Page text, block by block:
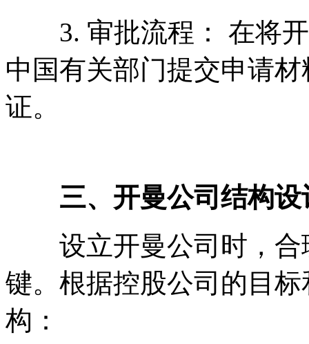
3. 审批流程： 在将开
中国有关部门提交申请
证。
三、开曼公司结构设
设立开曼公司时，合
键。根据控股公司的目
构：